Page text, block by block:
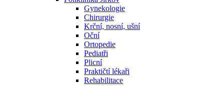
Gynekologie
Chirurgie
Krční, nosní, ušní
Oční
Ortopedie
Pediatři
Plicní
Praktičtí lékaři
Rehabilitace